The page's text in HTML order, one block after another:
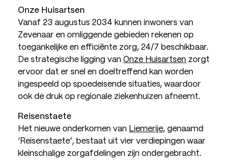
Onze Huisartsen
Vanaf 23 augustus 2034 kunnen inwoners van
Zevenaar en omliggende gebieden rekenen op
toegankelijke en efficiënte zorg, 24/7 beschikbaar.
De strategische ligging vanOnze Huisartsen zorgt
ervoor dat er snel en doeltreffend kan worden
ingespeeld op spoedeisende situaties, waardoor
ook de druk op regionale ziekenhuizen afneemt.
Reisenstaete
Het nieuwe onderkomen van Liemerije, genaamd
‘Reisenstaete’, bestaat uit vier verdiepingen waar
kleinschalige zorgafdelingen zijn ondergebracht.